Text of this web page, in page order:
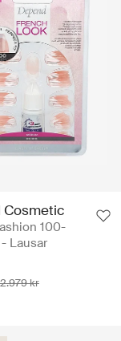
Cosmetic
100-
Lausar
2.979 kr